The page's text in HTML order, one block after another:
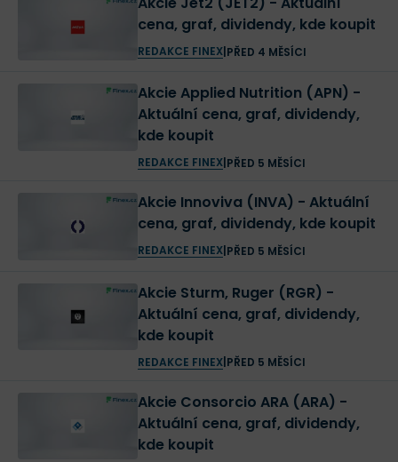
cena, graf, dividendy, kde koupit
REDAKCE FINEX| PŘED 4 MĚSÍCI
Akcie Applied Nutrition (APN) -
Aktuální cena, graf, dividendy,
kde koupit
REDAKCE FINEX| PŘED 5 MĚSÍCI
Akcie Innoviva (INVA) - Aktuální
cena, graf, dividendy, kde koupit
REDAKCE FINEX| PŘED 5 MĚSÍCI
Akcie Sturm, Ruger (RGR) -
Aktuální cena, graf, dividendy,
kde koupit
REDAKCE FINEX| PŘED 5 MĚSÍCI
Akcie Consorcio ARA (ARA) -
Aktuální cena, graf, dividendy,
kde koupit